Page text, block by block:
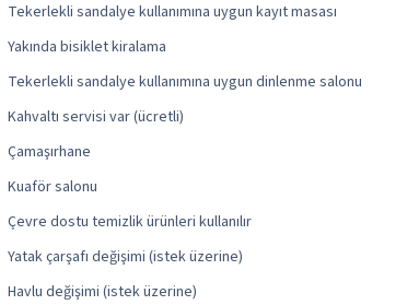
Tekerlekli sandalye kullanımına uygun kayıt masası
Yakında bisiklet kiralama
Tekerlekli sandalye kullanımına uygun dinlenme salonu
Kahvaltı servisi var (ücretli)
Çamaşırhane
Kuaför salonu
Çevre dostu temizlik ürünleri kullanılır
Yatak çarşafı değişimi (istek üzerine)
Havlu değişimi (istek üzerine)